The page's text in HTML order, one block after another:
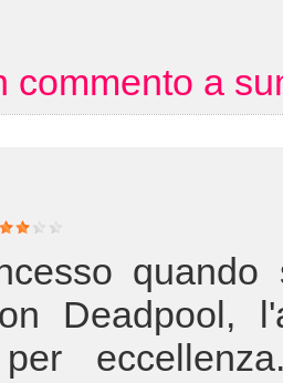
commento a
Deadpool,